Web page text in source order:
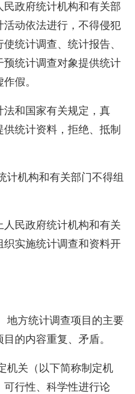
政府统计机构和有关部
动依法进行，不得侵犯
统计调查、统计报告、
统计调查对象提供统计
假。
和国家有关规定，真
统计资料，拒绝、抵制
计机构和有关部门不得组
人民政府统计机构和有关
实施统计调查和资料开
地方统计调查项目的主要
的内容重复、矛盾。
机关（以下简称制定机
行性、科学性进行论